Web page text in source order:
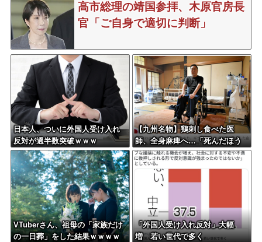
高市総理の靖国参拝、木原官房長
官「ご自身で適切に判断」
日本人、ついに外国人受け入れ
反対が過半数突破ｗｗｗ
【九州名物】鶏刺し食べた医
師、全身麻痺へ…「死んだほう
が良かった」
VTuberさん、祖母の「家族だけ
の一日葬」をした結果ｗｗｗｗ
「外国人受け入れ反対」大幅
増 若い世代で多く